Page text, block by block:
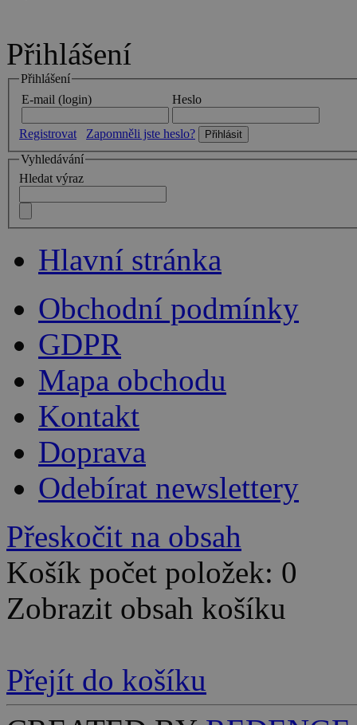
Přihlášení
Přihlášení
E-mail (login)
Heslo
Registrovat
Zapomněli jste heslo?
Vyhledávání
Hledat výraz
Hlavní stránka
Obchodní podmínky
GDPR
Mapa obchodu
Kontakt
Doprava
Odebírat newslettery
Přeskočit na obsah
Košík počet položek: 0
Zobrazit obsah košíku
Přejít do košíku